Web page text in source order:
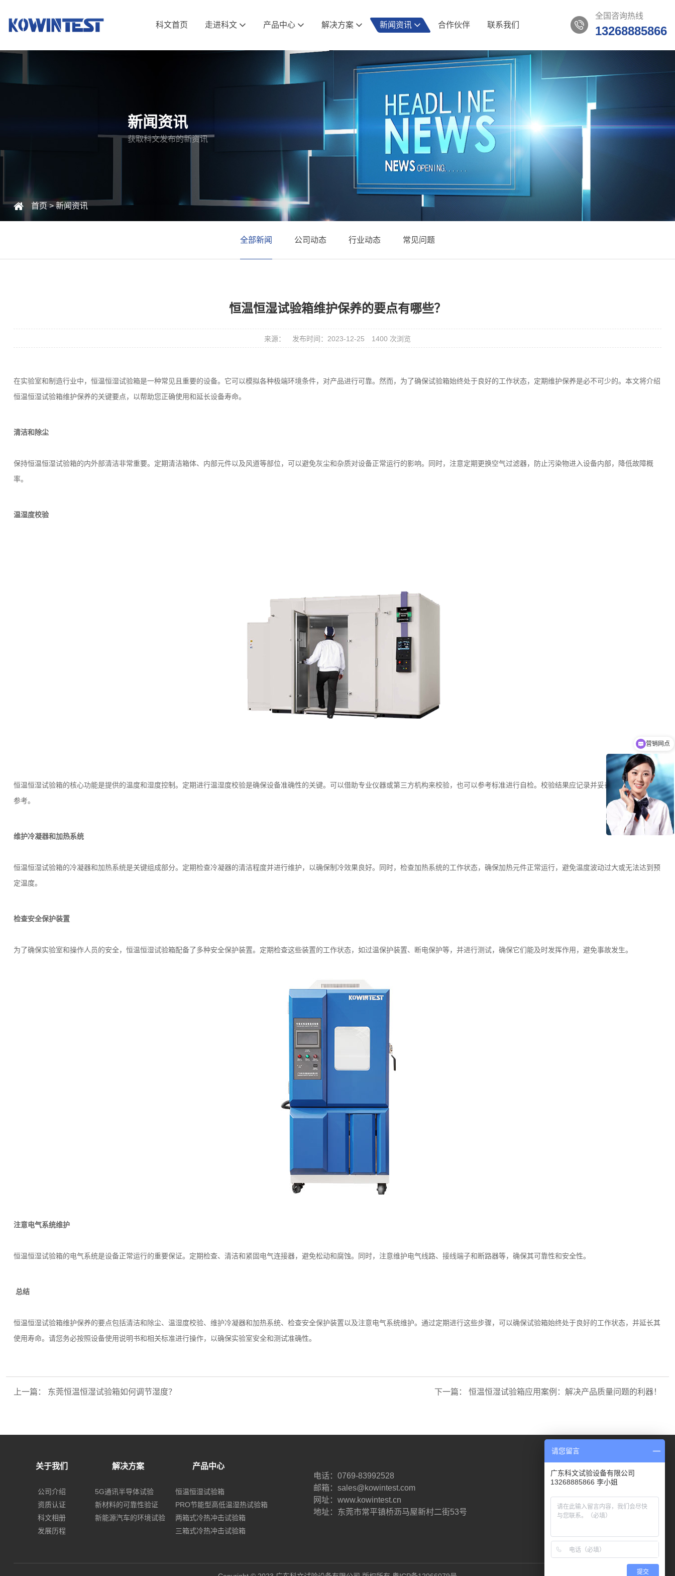
科文首页 走进科文 产品中心 解决方案 新闻资讯 合作伙伴 联系我们
全国咨询热线
13268885866
新闻资讯
获取科文发布的新资讯
首页>新闻资讯
全部新闻 公司动态 行业动态 常见问题
恒温恒湿试验箱维护保养的要点有哪些？
来源： 发布时间：2023-12-25 1400 次浏览
在实验室和制造行业中， 恒温恒湿试验箱是一种常见且重要的设备。它可以模拟各种极端环境条件，对产品进行可靠。然而，为了确保试验箱始终处于良好的工作状态，定期维护保养是必不可少的。本文将介绍
恒温恒湿试验箱维护保养的关键要点，以帮助您正确使用和延长设备寿命。
清洁和除尘
保持恒温恒湿试验箱的内外部清洁非常重要。定期清洁箱体、内部元件以及风道等部位，可以避免灰尘和杂质对设备正常运行的影响。同时，注意定期更换空气过滤器，防止污染物进入设备内部，降低故障概
率。
温湿度校验
恒温恒湿试验箱的核心功能是提供的温度和湿度控制。定期进行温湿度校验是确保设备准确性的关键。可以借助专业仪器或第三方机构来校验，也可以参考标准进行自检。校验结果应记录并妥善保存，以备将来
参考。
维护冷凝器和加热系统
恒温恒湿试验箱的冷凝器和加热系统是关键组成部分。定期检查冷凝器的清洁程度并进行维护，以确保制冷效果良好。同时，检查加热系统的工作状态，确保加热元件正常运行，避免温度波动过大或无法达到预
定温度。
检查安全保护装置
为了确保实验室和操作人员的安全，恒温恒湿试验箱配备了多种安全保护装置。定期检查这些装置的工作状态，如过温保护装置、断电保护等，并进行测试，确保它们能及时发挥作用，避免事故发生。
注意电气系统维护
恒温恒湿试验箱的电气系统是设备正常运行的重要保证。定期检查、清洁和紧固电气连接器，避免松动和腐蚀。同时，注意维护电气线路、接线端子和断路器等，确保其可靠性和安全性。
总结
恒温恒湿试验箱维护保养的要点包括清洁和除尘、温湿度校验、维护冷凝器和加热系统、检查安全保护装置以及注意电气系统维护。通过定期进行这些步骤，可以确保试验箱始终处于良好的工作状态，并延长其
使用寿命。请您务必按照设备使用说明书和相关标准进行操作，以确保实验室安全和测试准确性。
上一篇： 东莞恒温恒湿试验箱如何调节湿度？ 下一篇： 恒温恒湿试验箱应用案例：解决产品质量问题的利器！
关于我们
公司介绍
资质认证
科文相册
发展历程
解决方案
5G通讯半导体试验
新材料的可靠性验证
新能源汽车的环境试验
产品中心
恒温恒湿试验箱
PRO节能型高低温湿热试验箱
两箱式冷热冲击试验箱
三箱式冷热冲击试验箱
电话：0769-83992528
邮箱：sales@kowintest.com
网址：www.kowintest.cn
地址：东莞市常平镇桥沥马屋新村二街53号
全国服务热线
13268885866
获取报价方案
厂家定制
请您留言
广东科文试验设备有限公司
13268885866 李小姐
提交